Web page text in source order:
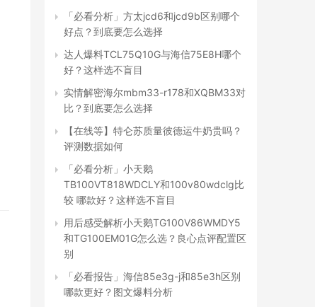
「必看分析」方太jcd6和jcd9b区别哪个
好点？到底要怎么选择
达人爆料TCL75Q10G与海信75E8H哪个
好？这样选不盲目
实情解密海尔mbm33-r178和XQBM33对
比？到底要怎么选择
【在线等】特仑苏质量彼德运牛奶贵吗？
评测数据如何
「必看分析」小天鹅
TB100VT818WDCLY和100v80wdclg比
较 哪款好？这样选不盲目
用后感受解析小天鹅TG100V86WMDY5
和TG100EM01G怎么选？良心点评配置区
别
「必看报告」海信85e3g-j和85e3h区别
哪款更好？图文爆料分析